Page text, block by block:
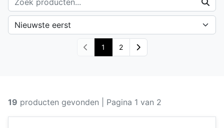
1 2
19 producten gevonden | Pagina 1 van 2